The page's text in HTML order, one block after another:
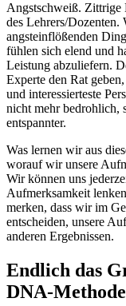
Angstschweiß.
des Lehrers/Dozenten.
angsteinflößenden
fühlen sich elend und
Leistung abzuliefern.
Experte den Rat
und interessierteste
nicht mehr bedrohlich,
entspannter.
Was lernen wir aus
worauf wir unsere
Wir können uns
Aufmerksamkeit
merken, dass wir im
entscheiden, unsere
anderen Ergebnissen.
Endlich das
DNA-Methode